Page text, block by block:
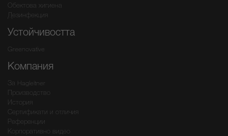
Обектова хигиена
Дезинфекция
Устойчивостта
Greenovative
Компания
За Hagleitner
Производство
История
Сертификати и отличия
Референции
Корпоративно видео